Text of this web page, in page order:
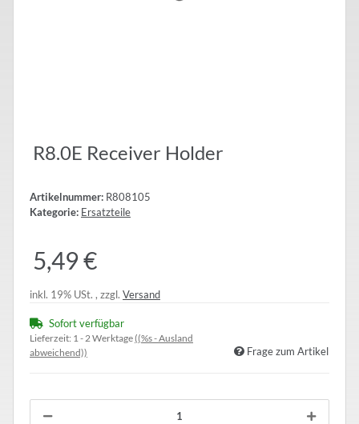
R8.0E Receiver Holder
Artikelnummer: R808105
Kategorie: Ersatzteile
5,49 €
inkl. 19% USt. , zzgl. Versand
Sofort verfügbar
Lieferzeit: 1 - 2 Werktage((%s - Ausland
abweichend))
Frage zum Artikel